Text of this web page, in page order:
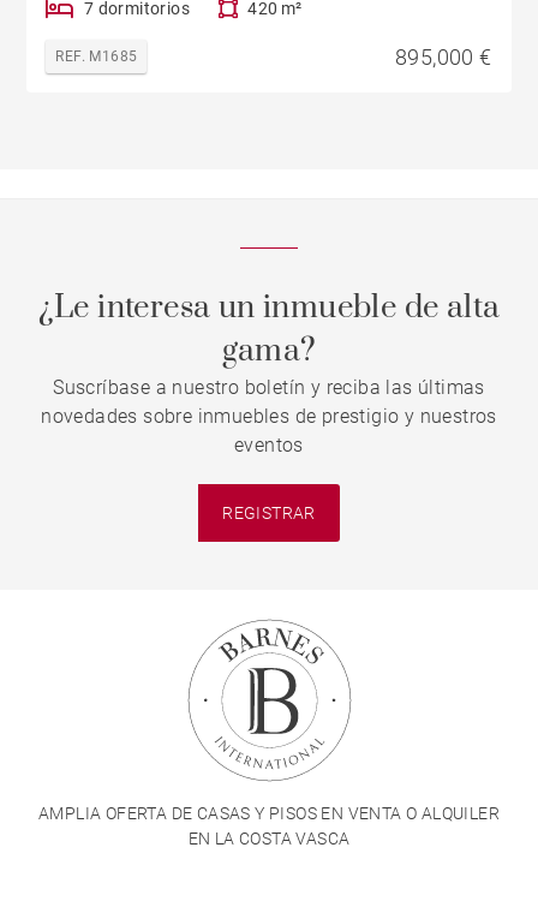
7 dormitorios 420 m²
REF. M1685 895,000 €
¿Le interesa un inmueble de alta
gama?
Suscríbase a nuestro boletín y reciba las últimas
novedades sobre inmuebles de prestigio y nuestros
eventos
REGISTRAR
AMPLIA OFERTA DE CASAS Y PISOS EN VENTA O ALQUILER
EN LA COSTA VASCA